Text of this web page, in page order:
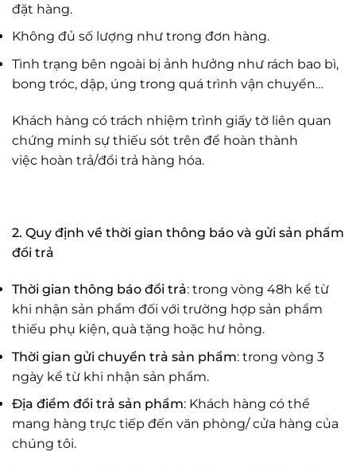
đặt hàng.
Không đủ số lượng như trong đơn hàng.
Tình trạng bên ngoài bị ảnh hưởng như rách bao bì,
bong tróc, dập, úng trong quá trình vận chuyển…
Khách hàng có trách nhiệm trình giấy tờ liên quan
chứng minh sự thiếu sót trên để hoàn thành
việc hoàn trả/đổi trả hàng hóa.
2. Quy định về thời gian thông báo và gửi sản phẩm
đổi trả
Thời gian thông báo đổi trả: trong vòng 48h kể từ
khi nhận sản phẩm đối với trường hợp sản phẩm
thiếu phụ kiện, quà tặng hoặc hư hỏng.
Thời gian gửi chuyển trả sản phẩm: trong vòng 3
ngày kể từ khi nhận sản phẩm.
Địa điểm đổi trả sản phẩm: Khách hàng có thể
mang hàng trực tiếp đến văn phòng/ cửa hàng của
chúng tôi.